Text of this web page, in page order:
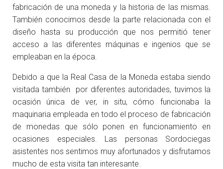
fabricación de una moneda y la historia de las mismas.
También conocimos desde la parte relacionada con el
diseño hasta su producción que nos permitió tener
acceso a las diferentes máquinas e ingenios que se
empleaban en la época.
Debido a que la Real Casa de la Moneda estaba siendo
visitada también por diferentes autoridades, tuvimos la
ocasión única de ver, in situ, cómo funcionaba la
maquinaria empleada en todo el proceso de fabricación
de monedas que sólo ponen en funcionamiento en
ocasiones especiales. Las personas Sordociegas
asistentes nos sentimos muy afortunados y disfrutamos
mucho de esta visita tan interesante.